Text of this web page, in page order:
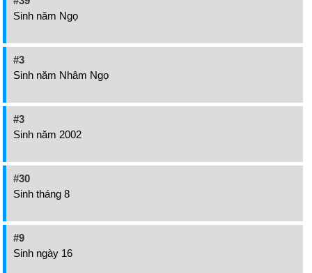
Sinh năm Ngọ
#3
Sinh năm Nhâm Ngọ
#3
Sinh năm 2002
#30
Sinh tháng 8
#9
Sinh ngày 16